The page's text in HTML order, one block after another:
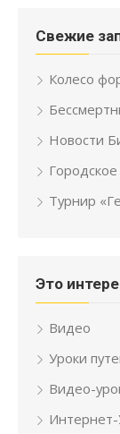
Свежие
Колесо
Новости
Турнир
Это
Видео
Уроки
Видео-